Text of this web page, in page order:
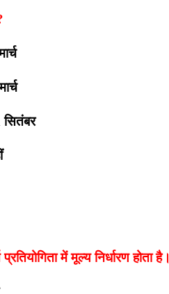
में मूल्य निर्धारण होता है।